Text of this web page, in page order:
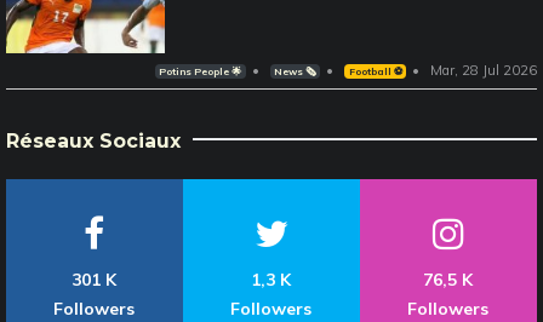
Potins People 🌟 News 🗞️ Football ⚽️ Mar, 28 Jul 2026
Réseaux Sociaux
301 K
Followers
1,3 K
Followers
76,5 K
Followers